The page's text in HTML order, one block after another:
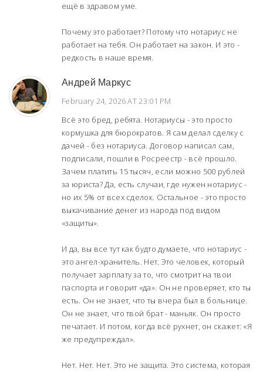
ещё в здравом уме.
Почему это работает? Потому что нотариус не
работает на тебя. Он работает на закон. И это -
редкость в наше время.
Андрей Маркус
February 24, 2026 AT 23:01 PM
Всё это бред, ребята. Нотариусы - это просто
кормушка для бюрократов. Я сам делал сделку с
дачей - без нотариуса. Договор написал сам,
подписали, пошли в Росреестр - всё прошло.
Зачем платить 15 тысяч, если можно 500 рублей
за юриста? Да, есть случаи, где нужен нотариус -
но их 5% от всех сделок. Остальное - это просто
выкачивание денег из народа под видом
«защиты».
И да, вы все тут как будто думаете, что нотариус -
это ангел-хранитель. Нет. Это человек, который
получает зарплату за то, что смотрит на твои
паспорта и говорит «да». Он не проверяет, кто ты
есть. Он не знает, что ты вчера был в больнице.
Он не знает, что твой брат - маньяк. Он просто
печатает. И потом, когда всё рухнет, он скажет: «Я
же предупреждал».
Нет. Нет. Нет. Это не защита. Это система, которая